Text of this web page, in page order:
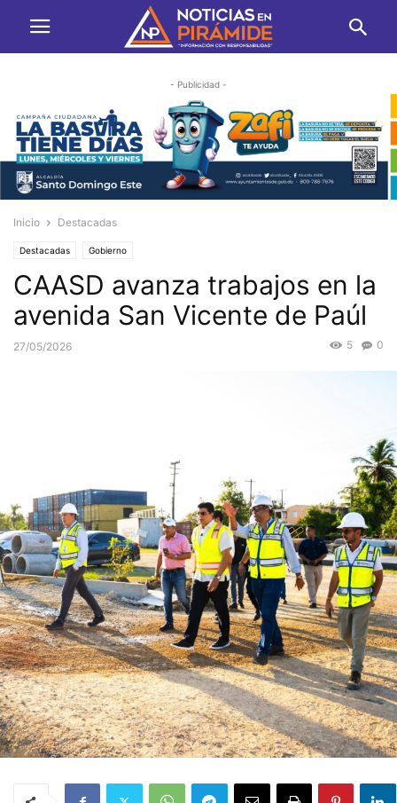
- Publicidad -
Inicio Destacadas
Destacadas Gobierno
CAASD avanza trabajos en la
avenida San Vicente de Paúl
27/05/2026 0
5